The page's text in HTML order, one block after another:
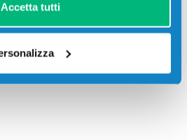
Accetta tutti